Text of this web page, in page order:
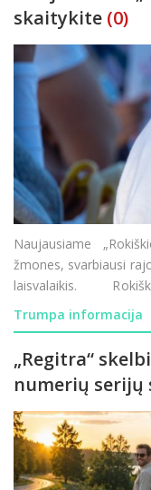
skaitykite (0)
Naujausiame
žmones, svarbiausi
laisvalaikis.
Kunigėlis vadovauja
Trumpa informacija
„Regitra“
numerių serijų